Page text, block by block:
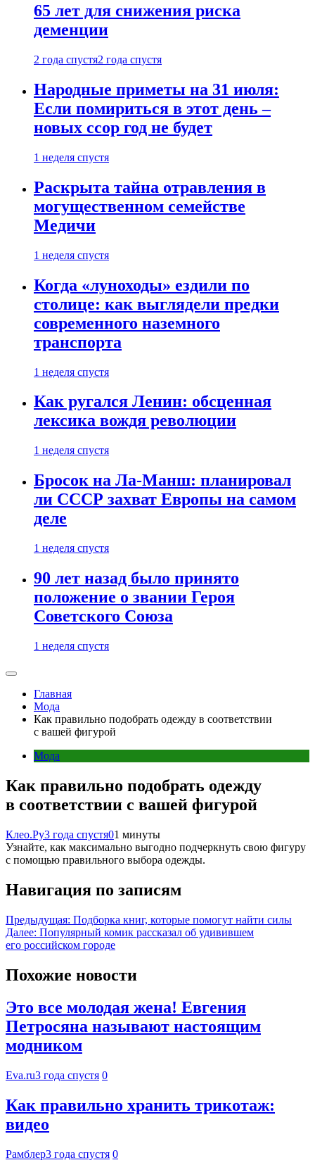
65 лет для снижения риска
деменции
2 года спустя2 года спустя
Народные приметы на 31 июля:
Если помириться в этот день –
новых ссор год не будет
1 неделя спустя
Раскрыта тайна отравления в
могущественном семействе
Медичи
1 неделя спустя
Когда «луноходы» ездили по
столице: как выглядели предки
современного наземного
транспорта
1 неделя спустя
Как ругался Ленин: обсценная
лексика вождя революции
1 неделя спустя
Бросок на Ла-Манш: планировал
ли СССР захват Европы на самом
деле
1 неделя спустя
90 лет назад было принято
положение о звании Героя
Советского Союза
1 неделя спустя
Главная
Мода
Как правильно подобрать одежду в соответствии
с вашей фигурой
Мода
Как правильно подобрать одежду
в соответствии с вашей фигурой
Клео.Ру3 года спустя01 минуты
Узнайте, как максимально выгодно подчеркнуть свою фигуру
с помощью правильного выбора одежды.
Навигация по записям
Предыдущая: Подборка книг, которые помогут найти силы
Далее: Популярный комик рассказал об удивившем
его российском городе
Похожие новости
Это все молодая жена! Евгения
Петросяна называют настоящим
модником
Eva.ru3 года спустя 0
Как правильно хранить трикотаж:
видео
Рамблер3 года спустя 0